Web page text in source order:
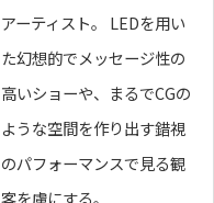
アーティスト。 LEDを用い
た幻想的でメッセージ性の
高いショーや、まるでCGの
ような空間を作り出す錯視
のパフォーマンスで見る観
客を虜にする。